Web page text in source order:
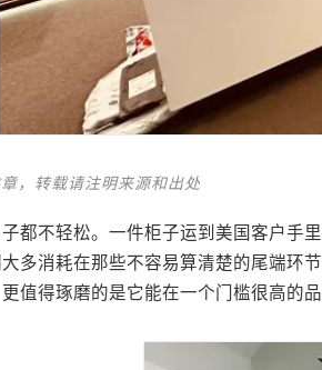
，转载请注明来源和出处
都不轻松。一件柜子运到美国客户手
多消耗在那些不容易算清楚的尾端
值得琢磨的是它能在一个门槛很高的